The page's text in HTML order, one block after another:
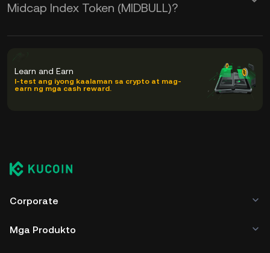
Midcap Index Token (MIDBULL)?
Learn and Earn
I-test ang iyong kaalaman sa crypto at mag-
earn ng mga cash reward.
Corporate
Mga Produkto